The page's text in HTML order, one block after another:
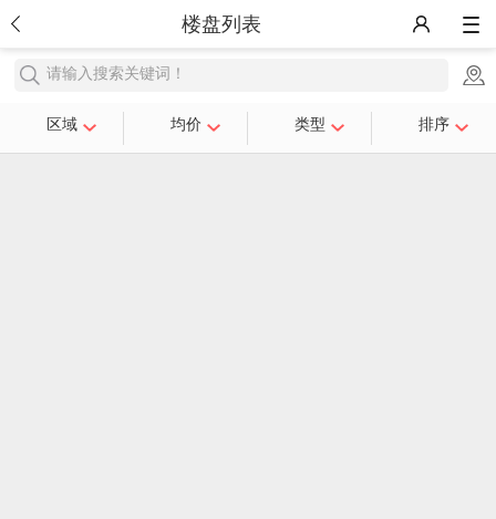
楼盘列表
请输入搜索关键词！
区域 均价 类型 排序